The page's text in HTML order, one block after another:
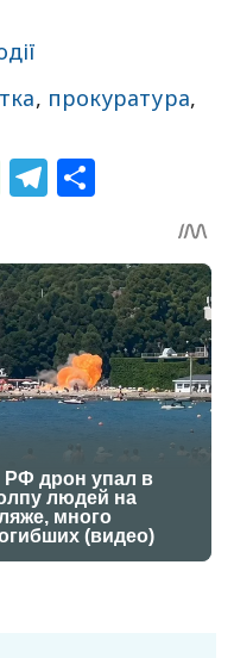
, прокуратура,
WhatsApp
Telegram